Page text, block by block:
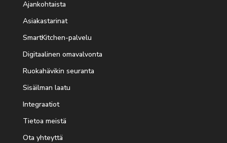
Ajankohtaista
Asiakastarinat
SmartKitchen-palvelu
Digitaalinen omavalvonta
Ruokahävikin seuranta
Sisäilman laatu
Integraatiot
Tietoa meistä
Ota yhteyttä